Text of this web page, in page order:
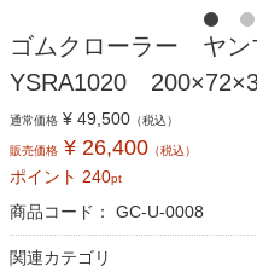
ゴムクローラー ヤ
YSRA1020
通常価格 ¥ 49,500 （税込）
販売価格 ¥ 26,400 （税込）
ポイント 240pt
商品コード： GC-U-0008
関連カテゴリ